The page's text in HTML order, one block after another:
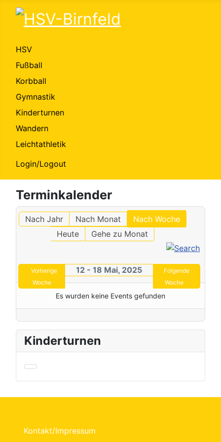
HSV
Fußball
Korbball
Gymnastik
Kinderturnen
Wandern
Leichtathletik
Login/Logout
Terminkalender
Nach Jahr Nach Monat
Nach Woche
Heute
Gehe zu Monat
Vorherige
Woche
12 - 18 Mai, 2025
Folgende
Woche
Es wurden keine Events gefunden
Kinderturnen
Kontakt/Impressum